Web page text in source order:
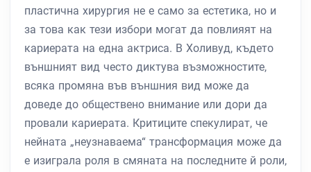
пластична хирургия не е само за естетика, но и
за това как тези избори могат да повлияят на
кариерата на една актриса. В Холивуд, където
външният вид често диктува възможностите,
всяка промяна във външния вид може да
доведе до обществено внимание или дори да
провали кариерата. Критиците спекулират, че
нейната „неузнаваема“ трансформация може да
е изиграла роля в смяната на последните й роли,